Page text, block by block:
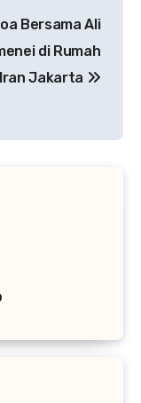
Bersama Ali
di Rumah
Jakarta